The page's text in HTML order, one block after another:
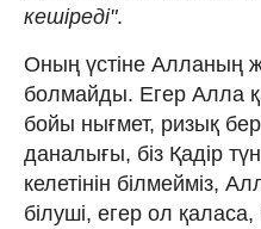
кешіреді".
Оның үстіне Алланың
болмайды. Егер Алла
бойы нығмет, ризық
даналығы, біз Қадір
келетінін білмейміз,
білуші, егер ол қаласа,